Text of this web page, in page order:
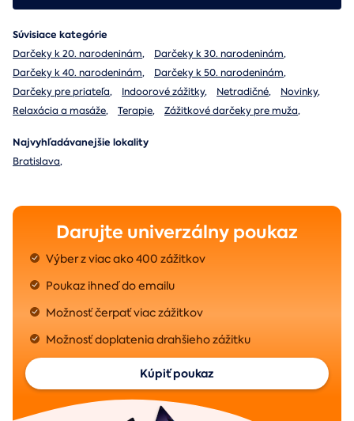
Súvisiace kategórie
Darčeky k 20. narodeninám, Darčeky k 30. narodeninám,
Darčeky k 40. narodeninám, Darčeky k 50. narodeninám,
Darčeky pre priateľa, Indoorové zážitky, Netradičné, Novinky,
Relaxácia a masáže, Terapie, Zážitkové darčeky pre muža,
Najvyhľadávanejšie lokality
Bratislava,
Darujte univerzálny poukaz
Výber z viac ako 400 zážitkov
Poukaz ihneď do emailu
Možnosť čerpať viac zážitkov
Možnosť doplatenia drahšieho zážitku
Kúpiť poukaz